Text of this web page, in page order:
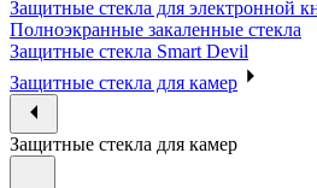
Защитные стекла для электронной
Полноэкранные закаленные стекла
Защитные стекла Smart Devil
Защитные стекла для камер
Защитные стекла для камер